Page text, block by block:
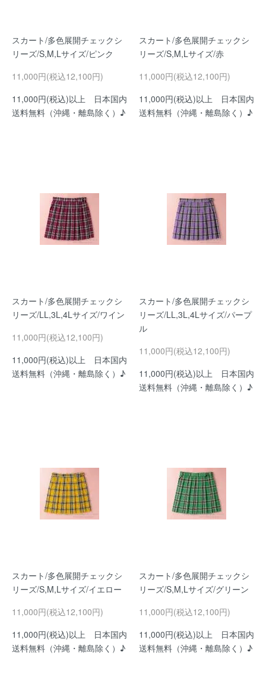
スカート/多色展開チェックシ
リーズ/S,M,Lサイズ/ピンク
11,000円(税込12,100円)
11,000円(税込)以上 日本国内
送料無料（沖縄・離島除く）♪
スカート/多色展開チェックシ
リーズ/S,M,Lサイズ/赤
11,000円(税込12,100円)
11,000円(税込)以上 日本国内
送料無料（沖縄・離島除く）♪
スカート/多色展開チェックシ
リーズ/LL,3L,4Lサイズ/ワイン
11,000円(税込12,100円)
11,000円(税込)以上 日本国内
送料無料（沖縄・離島除く）♪
スカート/多色展開チェックシ
リーズ/LL,3L,4Lサイズ/パープ
ル
11,000円(税込12,100円)
11,000円(税込)以上 日本国内
送料無料（沖縄・離島除く）♪
スカート/多色展開チェックシ
リーズ/S,M,Lサイズ/イエロー
11,000円(税込12,100円)
11,000円(税込)以上 日本国内
送料無料（沖縄・離島除く）♪
スカート/多色展開チェックシ
リーズ/S,M,Lサイズ/グリーン
11,000円(税込12,100円)
11,000円(税込)以上 日本国内
送料無料（沖縄・離島除く）♪